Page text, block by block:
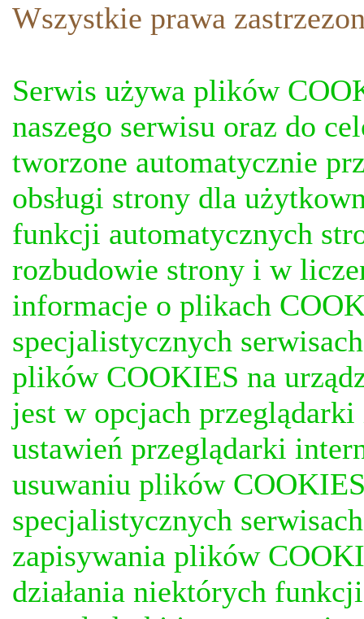
Wszystkie prawa
Serwis używa plików
naszego serwisu oraz do
tworzone automatycznie
obsługi strony dla
funkcji automatycznych
rozbudowie strony i w
informacje o plikach
specjalistycznych
plików COOKIES na
jest w opcjach
ustawień przeglądarki
usuwaniu plików
specjalistycznych
zapisywania plików
działania niektórych